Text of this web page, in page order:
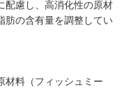
配慮し、高消化性の原材
肪の含有量を調整してい
材料（フィッシュミー